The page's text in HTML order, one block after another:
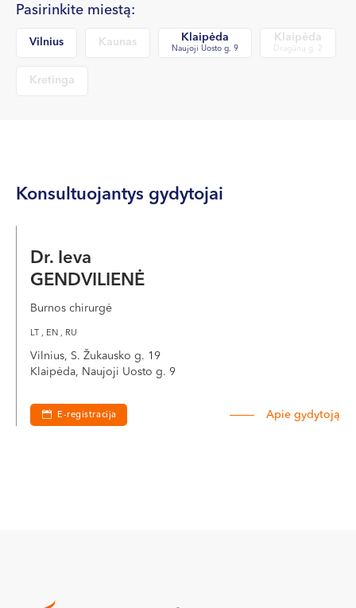
Pasirinkite miestą:
Vilnius Kaunas Klaipėda
Naujoji Uosto g. 9
Klaipėda
Dragūnų g. 2
Kretinga
Konsultuojantys gydytojai
Dr. Ieva
GENDVILIENĖ
Burnos chirurgė
LT , EN , RU
Vilnius, S. Žukausko g. 19
Klaipėda, Naujoji Uosto g. 9
E-registracija Apie gydytoją